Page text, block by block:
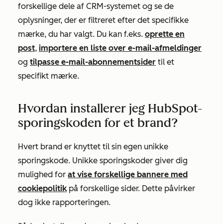
forskellige dele af CRM-systemet og se de
oplysninger, der er filtreret efter det specifikke
mærke, du har valgt. Du kan f.eks. oprette en
post, importere en liste over e-mail-afmeldinger
og tilpasse e-mail-abonnementsider til et
specifikt mærke.
Hvordan installerer jeg HubSpot-
sporingskoden for et brand?
Hvert brand er knyttet til sin egen unikke
sporingskode. Unikke sporingskoder giver dig
mulighed for at vise forskellige bannere med
cookiepolitikpå forskellige sider. Dette påvirker
dog ikke rapporteringen.